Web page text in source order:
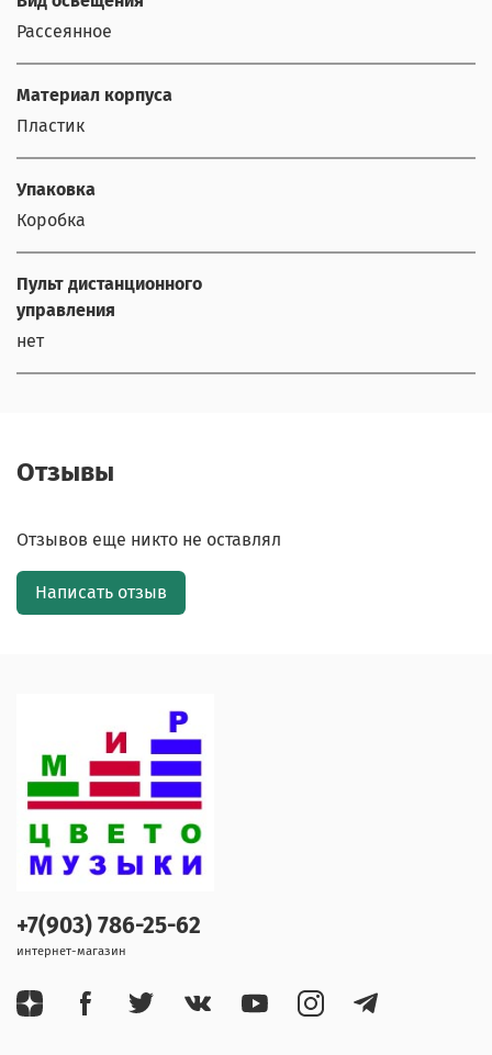
Рассеянное
Материал корпуса
Пластик
Упаковка
Коробка
Пульт дистанционного
управления
нет
Отзывы
Отзывов еще никто не оставлял
Написать отзыв
+7(903) 786-25-62
интернет-магазин